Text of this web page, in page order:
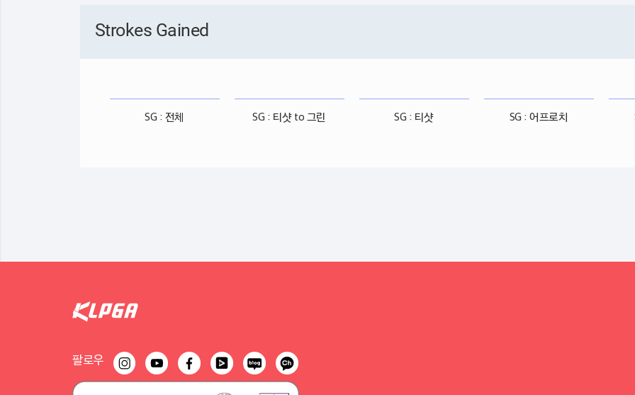
Strokes Gained
SG : 전체 SG : 티샷 to 그린 SG : 티샷 SG : 어프로치
팔로우